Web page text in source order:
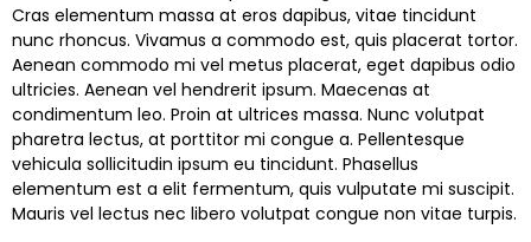
Cras elementum massa at eros dapibus, vitae tincidunt
nunc rhoncus. Vivamus a commodo est, quis placerat tortor.
Aenean commodo mi vel metus placerat, eget dapibus odio
ultricies. Aenean vel hendrerit ipsum. Maecenas at
condimentum leo. Proin at ultrices massa. Nunc volutpat
pharetra lectus, at porttitor mi congue a. Pellentesque
vehicula sollicitudin ipsum eu tincidunt. Phasellus
elementum est a elit fermentum, quis vulputate mi suscipit.
Mauris vel lectus nec libero volutpat congue non vitae turpis.